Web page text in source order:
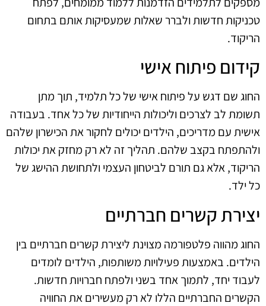
טכניקות חדשות ולברר שאלות שמעסיקות אותם בתחום
הריקוד.
קידום פיתוח אישי
החוג שם דגש על פיתוח אישי של כל תלמיד, תוך מתן
תשומת לב לצרכים וליכולות הייחודיות של כל אחד. בעבודה
אישית עם מדריכים, הילדים יכולים לחקור את הכישרון שלהם
ולהתפתח בקצב שלהם. תהליך זה לא רק מחזק את יכולות
הריקוד, אלא גם תורם לביטחון העצמי ולתחושת ההישג של
כל ילד.
יצירת קשרים חברתיים
החוג מהווה פלטפורמה מצוינת ליצירת קשרים חברתיים בין
הילדים. באמצעות פעילויות משותפות, הילדים לומדים
לעבוד יחד, לתמוך אחד בשני ולפתח חברויות חדשות.
הקשרים החברתיים הללו לא רק מעשירים את החוויה